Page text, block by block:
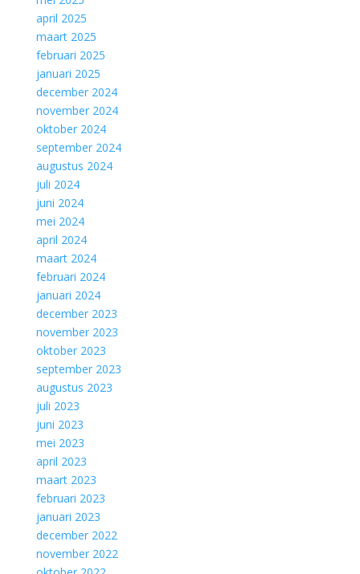
april 2025
maart 2025
februari 2025
januari 2025
december 2024
november 2024
oktober 2024
september 2024
augustus 2024
juli 2024
juni 2024
mei 2024
april 2024
maart 2024
februari 2024
januari 2024
december 2023
november 2023
oktober 2023
september 2023
augustus 2023
juli 2023
juni 2023
mei 2023
april 2023
maart 2023
februari 2023
januari 2023
december 2022
november 2022